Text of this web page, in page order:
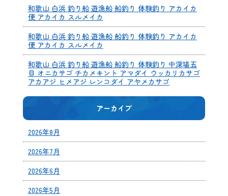
和歌山 白浜 釣り船 遊漁船 船釣り 体験釣り アカイカ
便 アカイカ スルメイカ
和歌山 白浜 釣り船 遊漁船 船釣り 体験釣り アカイカ
便 アカイカ スルメイカ
和歌山 白浜 釣り船 遊漁船 船釣り 体験釣り 中深場五
目 オニカサゴ チカメキント アマダイ ウッカリカサゴ
アカアジ ヒメアジ レンコダイ アヤメカサゴ
アーカイブ
2026年8月
2026年7月
2026年6月
2026年5月